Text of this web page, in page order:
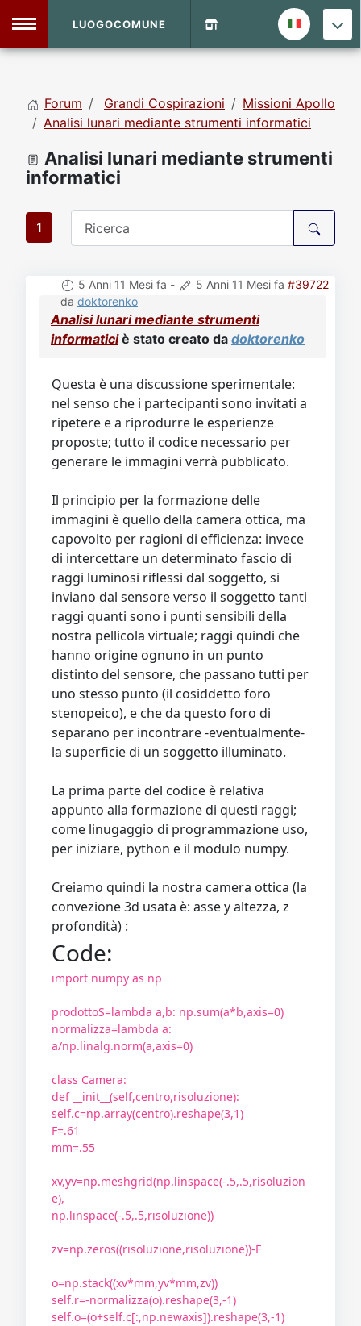
Home
DVD Shop
Sito
LUOGOCOMUNE
Forum Grandi Cospirazioni
Missioni Apollo
Analisi lunari mediante strumenti informatici
Analisi lunari mediante strumenti
informatici
1
5 Anni 11 Mesi fa - 5 Anni 11 Mesi fa #39722
da doktorenko
Analisi lunari mediante strumenti
informaticiè stato creato da doktorenko
Questa è una discussione sperimentale:
nel senso che i partecipanti sono invitati a
ripetere e a riprodurre le esperienze
proposte; tutto il codice necessario per
generare le immagini verrà pubblicato.
Il principio per la formazione delle
immagini è quello della camera ottica, ma
capovolto per ragioni di efficienza: invece
di intercettare un determinato fascio di
raggi luminosi riflessi dal soggetto, si
inviano dal sensore verso il soggetto tanti
raggi quanti sono i punti sensibili della
nostra pellicola virtuale; raggi quindi che
hanno origine ognuno in un punto
distinto del sensore, che passano tutti per
uno stesso punto (il cosiddetto foro
stenopeico), e che da questo foro di
separano per incontrare -eventualmente-
la superficie di un soggetto illuminato.
La prima parte del codice è relativa
appunto alla formazione di questi raggi;
come linugaggio di programmazione uso,
per iniziare, python e il modulo numpy.
Creiamo quindi la nostra camera ottica (la
convezione 3d usata è: asse y altezza, z
profondità) :
Code:
import numpy as np
prodottoS=lambda a,b: np.sum(a*b,axis=0)
normalizza=lambda a:
a/np.linalg.norm(a,axis=0)
class Camera:
def __init__(self,centro,risoluzione):
self.c=np.array(centro).reshape(3,1)
F=.61
mm=.55
xv,yv=np.meshgrid(np.linspace(-.5,.5,risoluzion
e),
np.linspace(-.5,.5,risoluzione))
zv=np.zeros((risoluzione,risoluzione))-F
o=np.stack((xv*mm,yv*mm,zv))
self.r=-normalizza(o).reshape(3,-1)
self.o=(o+self.c[:,np.newaxis]).reshape(3,-1)